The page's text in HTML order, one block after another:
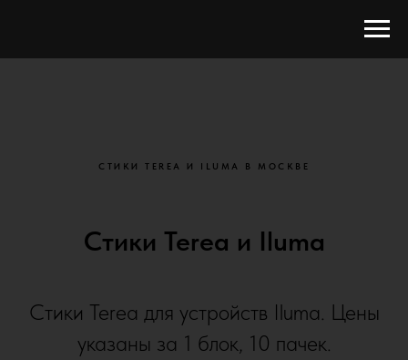
СТИКИ TEREA И ILUMA В МОСКВЕ
Стики Terea и Iluma
Стики Terea для устройств Iluma. Цены
указаны за 1 блок, 10 пачек.